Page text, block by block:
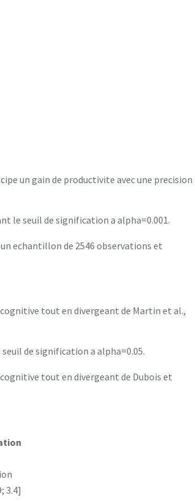
un gain de productivite avec une precision
le seuil de signification a alpha=0.001.
echantillon de 2546 observations et
tout en divergeant de Martin et al.,
de signification a alpha=0.05.
tout en divergeant de Dubois et
3.4]